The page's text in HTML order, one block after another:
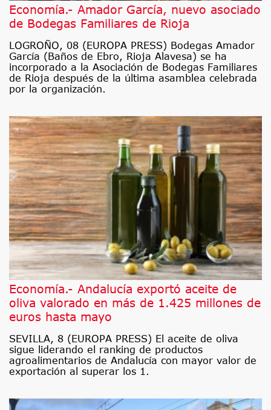
Economía.- Amador García, nuevo asociado
de Bodegas Familiares de Rioja
LOGROÑO, 08 (EUROPA PRESS) Bodegas Amador
García (Baños de Ebro, Rioja Alavesa) se ha
incorporado a la Asociación de Bodegas Familiares
de Rioja después de la última asamblea celebrada
por la organización.
Economía.- Andalucía exportó aceite de
oliva valorado en más de 1.425 millones de
euros hasta mayo
SEVILLA, 8 (EUROPA PRESS) El aceite de oliva
sigue liderando el ranking de productos
agroalimentarios de Andalucía con mayor valor de
exportación al superar los 1.